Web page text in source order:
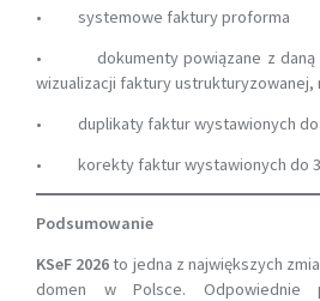
• systemowe faktury proforma
• dokumenty powiązane z daną
wizualizacji faktury ustrukturyzowanej,
• duplikaty faktur wystawionych do
• korekty faktur wystawionych do
Podsumowanie
KSeF 2026to jedna z największych
domen w Polsce. Odpowiednie